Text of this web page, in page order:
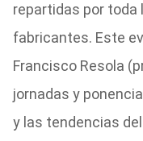
repartidas por toda
fabricantes. Este
Francisco Resola
jornadas y
y las tendencias